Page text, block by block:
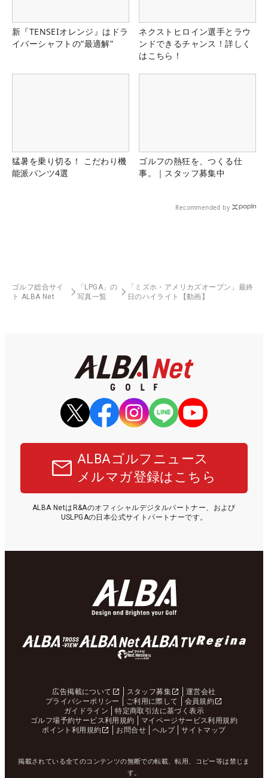
新『TENSEIオレンジ』はドラ
イバーシャフトの“最適解”
ネクストヒロイン選手とラウ
ンドできるチャンス！詳しく
はこちら！
猛暑を乗り切る！ こだわり機
能派パンツ4選
ゴルフの熱狂を、つくる仕
事。｜スタッフ募集中
Recommended by
ゴルフ総合サイ
ト ALBA Net
「LPGA」の
写真一覧
「ミズホ・アメリカズオープン」最終
日のハイライト【動画】
ALBAゴルフニュース
メルマガ登録はこちら
ALBA NetはR&Aのオフィシャルデジタルパートナー、および
USLPGAの日本公式サイトパートナーです。
広告掲載について スタッフ募集
運営会社
プライバシーポリシー
ご利用に際して
会員規約
ガイドライン
特定商取引法に基づく表示
ゴルフ場予約サービス利用規約
マイページサービス利用規約
ポイント利用規約
お問合せ ヘルプ サイトマップ
掲載されている全てのコンテンツの無断での転載、転用、コピー等は禁じま
す。